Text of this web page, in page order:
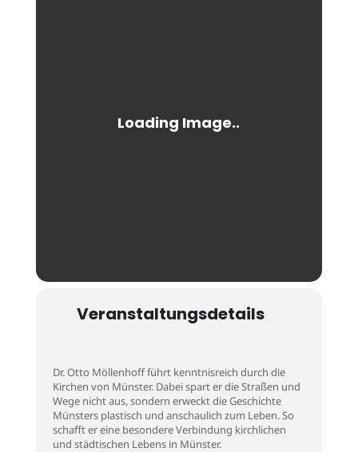
Veranstaltungsdetails
Dr. Otto Möllenhoff führt kenntnisreich durch die
Kirchen von Münster. Dabei spart er die Straßen und
Wege nicht aus, sondern erweckt die Geschichte
Münsters plastisch und anschaulich zum Leben. So
schafft er eine besondere Verbindung kirchlichen
und städtischen Lebens in Münster.